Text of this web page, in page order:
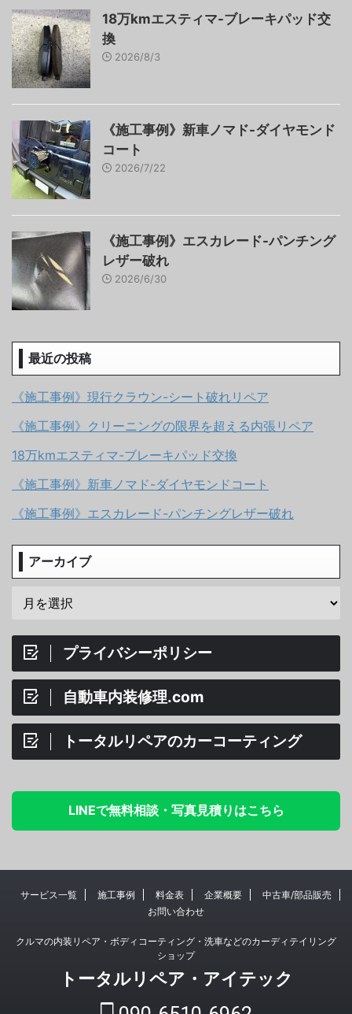
18万kmエスティマ-ブレーキパッド交
換
2026/8/3
《施工事例》新車ノマド-ダイヤモンド
コート
2026/7/22
《施工事例》エスカレード-パンチング
レザー破れ
2026/6/30
最近の投稿
《施工事例》現行クラウン-シート破れリペア
《施工事例》クリーニングの限界を超える内張リペア
18万kmエスティマ-ブレーキパッド交換
《施工事例》新車ノマド-ダイヤモンドコート
《施工事例》エスカレード-パンチングレザー破れ
アーカイブ
プライバシーポリシー
自動車内装修理.com
トータルリペアのカーコーティング
LINEで無料相談・写真見積りはこちら
サービス一覧 施工事例 料金表 企業概要
中古車/部品販売
お問い合わせ
クルマの内装リペア・ボディコーティング・洗車などのカーディテイリング
ショップ
トータルリペア・アイテック